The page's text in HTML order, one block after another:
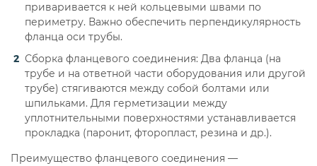
приваривается к ней кольцевыми швами по
периметру. Важно обеспечить перпендикулярность
фланца оси трубы.
Сборка фланцевого соединения: Два фланца (на
трубе и на ответной части оборудования или другой
трубе) стягиваются между собой болтами или
шпильками. Для герметизации между
уплотнительными поверхностями устанавливается
прокладка (паронит, фторопласт, резина и др.).
Преимущество фланцевого соединения —